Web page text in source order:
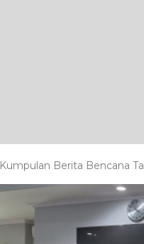
Kumpulan Berita Bencana